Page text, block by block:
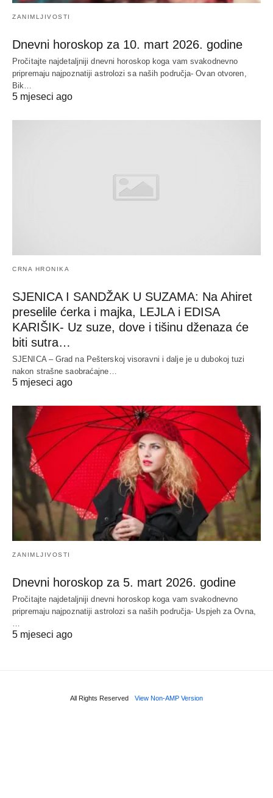
ZANIMLJIVOSTI
Dnevni horoskop za 10. mart 2026. godine
Pročitajte najdetaljniji dnevni horoskop koga vam svakodnevno
pripremaju najpoznatiji astrolozi sa naših područja- Ovan otvoren,
Bik…
5 mjeseci ago
CRNA HRONIKA
SJENICA I SANDŽAK U SUZAMA: Na Ahiret
preselile ćerka i majka, LEJLA i EDISA
KARIŠIK- Uz suze, dove i tišinu dženaza će
biti sutra…
SJENICA – Grad na Pešterskoj visoravni i dalje je u dubokoj tuzi
nakon strašne saobraćajne…
5 mjeseci ago
ZANIMLJIVOSTI
Dnevni horoskop za 5. mart 2026. godine
Pročitajte najdetaljniji dnevni horoskop koga vam svakodnevno
pripremaju najpoznatiji astrolozi sa naših područja- Uspjeh za Ovna,
5 mjeseci ago
All Rights Reserved View Non-AMP Version